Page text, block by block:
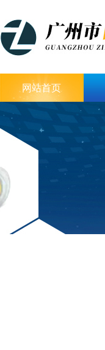
网站首页